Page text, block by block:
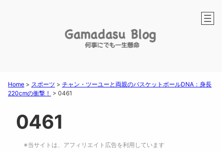
Home > スポーツ > チャン・ツーユーと両親のバスケットボールDNA：身長
220cmの衝撃！ > 0461
0461
※当サイトは、アフィリエイト広告を利用しています